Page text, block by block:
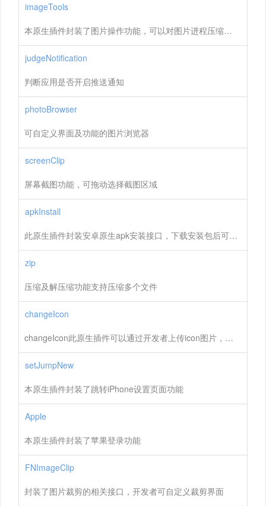
imageTools
本原生插件封装了图片操作功能，可以对图片进程压缩、旋转、设置圆角和改变大小
judgeNotification
判断应用是否开启推送通知
photoBrowser
可自定义界面及功能的图片浏览器
screenClip
屏幕截图功能，可拖动选择截图区域
apkInstall
此原生插件封装安卓原生apk安装接口，下载安装包后可调用此原生插件接口进行安装
zip
压缩及解压缩功能支持压缩多个文件
changeIcon
changeIcon此原生插件可以通过开发者上传icon图片，来替换APP的图标icon
setJumpNew
本原生插件封装了跳转iPhone设置页面功能
Apple
本原生插件封装了苹果登录功能
FNImageClip
封装了图片裁剪的相关接口，开发者可自定义裁剪界面